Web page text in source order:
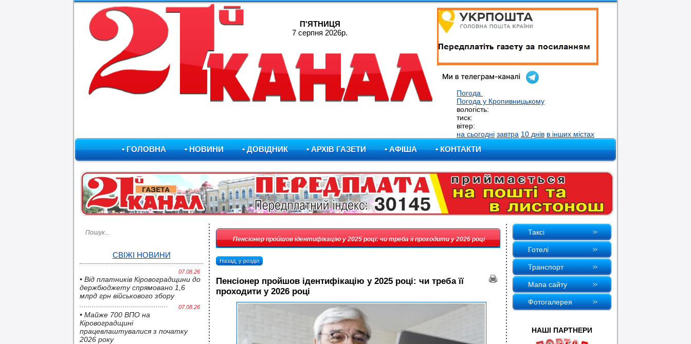
П'ЯТНИЦЯ
7 серпня 2026р.
Погода
Погода у Кропивницькому
вологість:
тиск:
вітер:
на сьогодні завтра 10 днів в інших містах
• ГОЛОВНА • НОВИНИ • ДОВІДНИК • АРХІВ ГАЗЕТИ • АФІША • КОНТАКТИ
СВІЖІ НОВИНИ
07.08.26
• Від платників Кіровоградщини до
держбюджету спрямовано 1,6
млрд грн військового збору
07.08.26
• Майже 700 ВПО на
Кіровоградщині
працевлаштувалися з початку
2026 року
Пенсіонер пройшов ідентифікацію у 2025 році: чи треба її проходити у 2026 році
Назад, у розділ
Пенсіонер пройшов ідентифікацію у 2025 році: чи треба її
проходити у 2026 році
Таксi
Готелi
Транспорт
Мапа сайту
Фотогалерея
НАШI ПАРТНЕРИ